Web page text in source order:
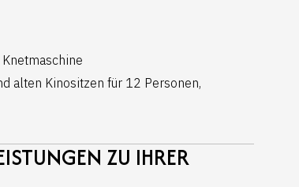
alten Kinositzen für 12 Personen,
ZU IHRER